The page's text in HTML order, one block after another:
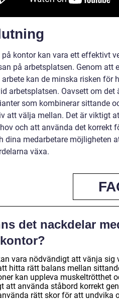
på kontor kan vara ett effektivt
på arbetsplatsen. Genom att
arbete kan de minska risken för
arbetsplatsen. Oavsett om det
som kombinerar sittande
att välja mellan. Det är viktigt
och att använda det korrekt
dina medarbetare möjligheten
växa.
det nackdelar
vara nödvändigt att vänja
hitta rätt balans mellan
kan uppleva muskeltrötthet
att använda ståbord korrekt
rätt skor för att undvika